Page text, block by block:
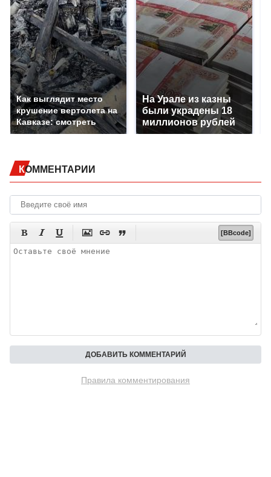
Как выглядит место
крушение вертолета на
Кавказе: смотреть
На Урале из казны
были украдены 18
миллионов рублей
КОММЕНТАРИИ
      [BBcode]
Правила комментирования